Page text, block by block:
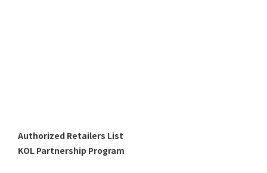
Authorized Retailers List
KOL Partnership Program